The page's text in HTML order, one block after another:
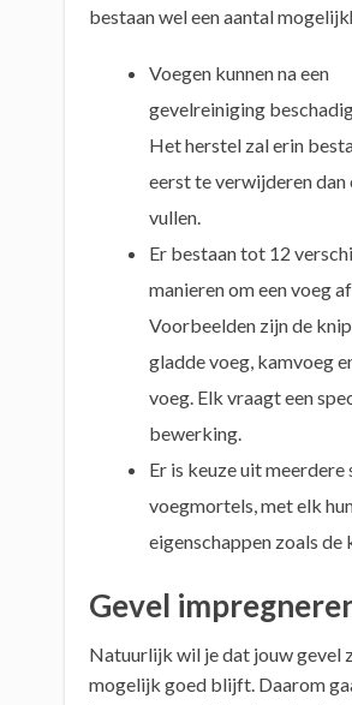
bestaan wel een aantal
Voegen kunnen na een
gevelreiniging
Het herstel zal erin
eerst te verwijderen dan
vullen.
Er bestaan tot 12
manieren om een voeg
Voorbeelden zijn de
gladde voeg, kamvoeg
voeg. Elk vraagt een
bewerking.
Er is keuze uit meerdere
voegmortels, met elk
eigenschappen zoals de
Gevel
Natuurlijk wil je dat jouw gevel
mogelijk goed blijft. Daarom